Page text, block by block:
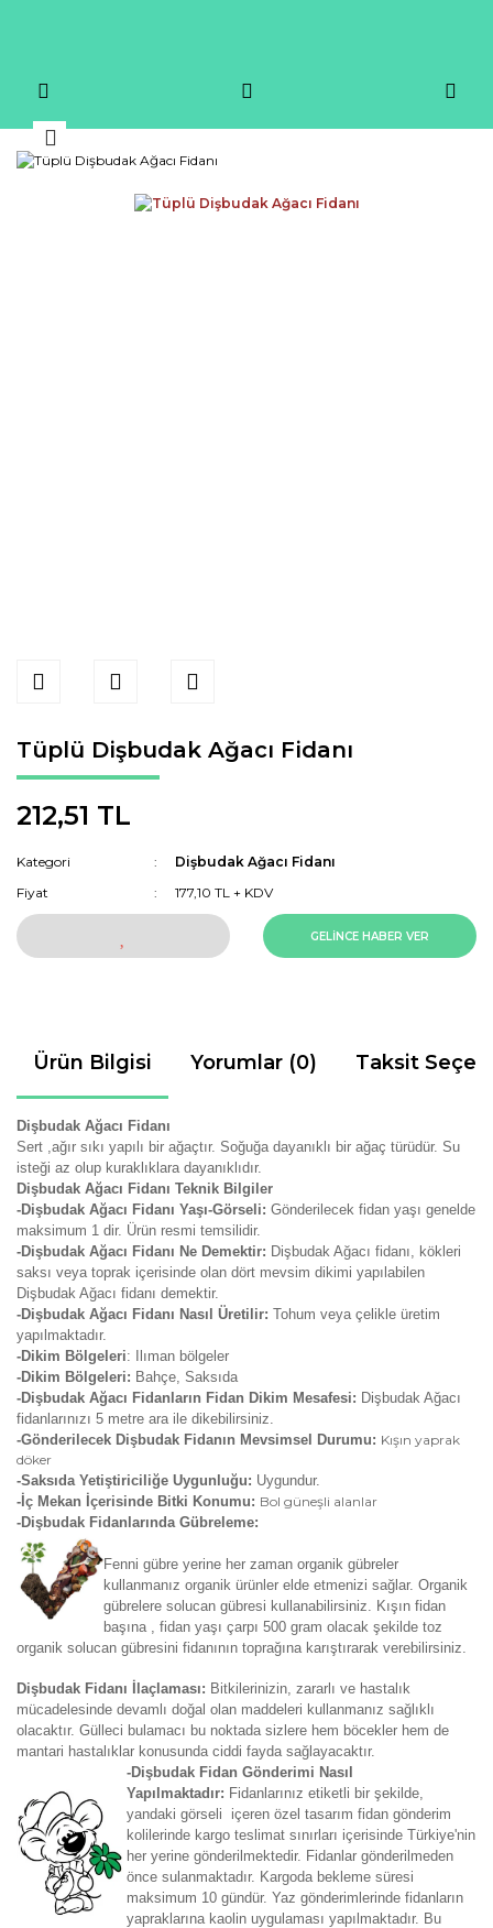
Tüplü Dişbudak Ağacı Fidanı
212,51 TL
Kategori
Dişbudak Ağacı Fidanı
Fiyat
177,10 TL + KDV
GELİNCE HABER VER
Ürün Bilgisi Yorumlar (0) Taksit
Dişbudak Ağacı Fidanı
Sert ,ağır sıkı yapılı bir ağaçtır. Soğuğa dayanıklı bir ağaç türüdür. Su
isteği az olup kuraklıklara dayanıklıdır.
Dişbudak Ağacı Fidanı Teknik Bilgiler
-Dişbudak Ağacı Fidanı Yaşı-Görseli: Gönderilecek fidan yaşı genelde
maksimum 1 dir. Ürün resmi temsilidir.
-Dişbudak Ağacı Fidanı Ne Demektir: Dişbudak Ağacı fidanı, kökleri
saksı veya toprak içerisinde olan dört mevsim dikimi yapılabilen
Dişbudak Ağacı fidanı demektir.
-Dişbudak Ağacı Fidanı Nasıl Üretilir: Tohum veya çelikle üretim
yapılmaktadır.
-Dikim Bölgeleri: Ilıman bölgeler
-Dikim Bölgeleri: Bahçe, Saksıda
-Dişbudak Ağacı Fidanların Fidan Dikim Mesafesi: Dişbudak Ağacı
fidanlarınızı 5 metre ara ile dikebilirsiniz.
-Gönderilecek Dişbudak Fidanın Mevsimsel Durumu: Kışın yaprak
döker
-Saksıda Yetiştiriciliğe Uygunluğu: Uygundur.
-İç Mekan İçerisinde Bitki Konumu: Bol güneşli alanlar
-Dişbudak Fidanlarında Gübreleme:
Fenni gübre yerine her zaman organik gübreler
kullanmanız organik ürünler elde etmenizi sağlar. Organik
gübrelere solucan gübresi kullanabilirsiniz. Kışın fidan
başına , fidan yaşı çarpı 500 gram olacak şekilde toz
organik solucan gübresini fidanının toprağına karıştırarak verebilirsiniz.
Dişbudak Fidanı İlaçlaması: Bitkilerinizin, zararlı ve hastalık
mücadelesinde devamlı doğal olan maddeleri kullanmanız sağlıklı
olacaktır. Gülleci bulamacı bu noktada sizlere hem böcekler hem de
mantari hastalıklar konusunda ciddi fayda sağlayacaktır.
-Dişbudak Fidan Gönderimi Nasıl
Yapılmaktadır: Fidanlarınız etiketli bir şekilde,
yandaki görseli içeren özel tasarım fidan gönderim
kolilerinde kargo teslimat sınırları içerisinde Türkiye'nin
her yerine gönderilmektedir. Fidanlar gönderilmeden
önce sulanmaktadır. Kargoda bekleme süresi
maksimum 10 gündür. Yaz gönderimlerinde fidanların
yapraklarına kaolin uygulaması yapılmaktadır. Bu